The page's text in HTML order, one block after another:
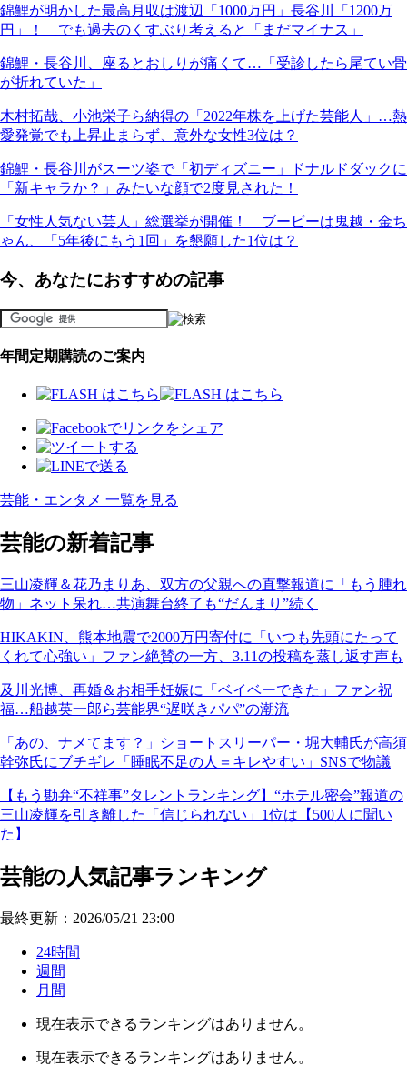
錦鯉が明かした最高月収は渡辺「1000万円」長谷川「1200万
円」！ でも過去のくすぶり考えると「まだマイナス」
錦鯉・長谷川、座るとおしりが痛くて…「受診したら尾てい骨
が折れていた」
木村拓哉、小池栄子ら納得の「2022年株を上げた芸能人」…熱
愛発覚でも上昇止まらず、意外な女性3位は？
錦鯉・長谷川がスーツ姿で「初ディズニー」ドナルドダックに
「新キャラか？」みたいな顔で2度見された！
「女性人気ない芸人」総選挙が開催！ ブービーは鬼越・金ち
ゃん、「5年後にもう1回」を懇願した1位は？
今、あなたにおすすめの記事
年間定期購読のご案内
芸能・エンタメ 一覧を見る
芸能の新着記事
三山凌輝＆花乃まりあ、双方の父親への直撃報道に「もう腫れ
物」ネット呆れ…共演舞台終了も“だんまり”続く
HIKAKIN、熊本地震で2000万円寄付に「いつも先頭にたって
くれて心強い」ファン絶賛の一方、3.11の投稿を蒸し返す声も
及川光博、再婚＆お相手妊娠に「ベイベーできた」ファン祝
福…船越英一郎ら芸能界“遅咲きパパ”の潮流
「あの、ナメてます？」ショートスリーパー・堀大輔氏が高須
幹弥氏にブチギレ「睡眠不足の人＝キレやすい」SNSで物議
【もう勘弁“不祥事”タレントランキング】“ホテル密会”報道の
三山凌輝を引き離した「信じられない」1位は【500人に聞い
た】
芸能の人気記事ランキング
最終更新：2026/05/21 23:00
24時間
週間
月間
現在表示できるランキングはありません。
現在表示できるランキングはありません。